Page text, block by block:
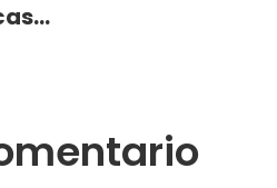
Service-Showcase4